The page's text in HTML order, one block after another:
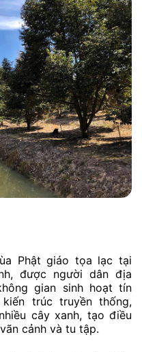
Phật giáo tọa lạc tại
được người dân địa
gian sinh hoạt tín
trúc truyền thống,
cây xanh, tạo điều
cảnh và tu tập.